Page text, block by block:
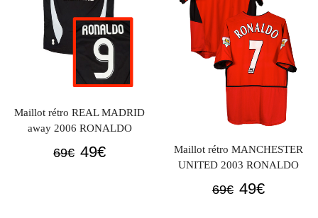
Maillot rétro REAL MADRID
away 2006 RONALDO
69€ Le
49€Le
Maillot rétro MANCHESTER
UNITED 2003 RONALDO
69€ Le
49€Le